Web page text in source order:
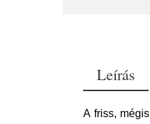
Leírás
A friss, mégis